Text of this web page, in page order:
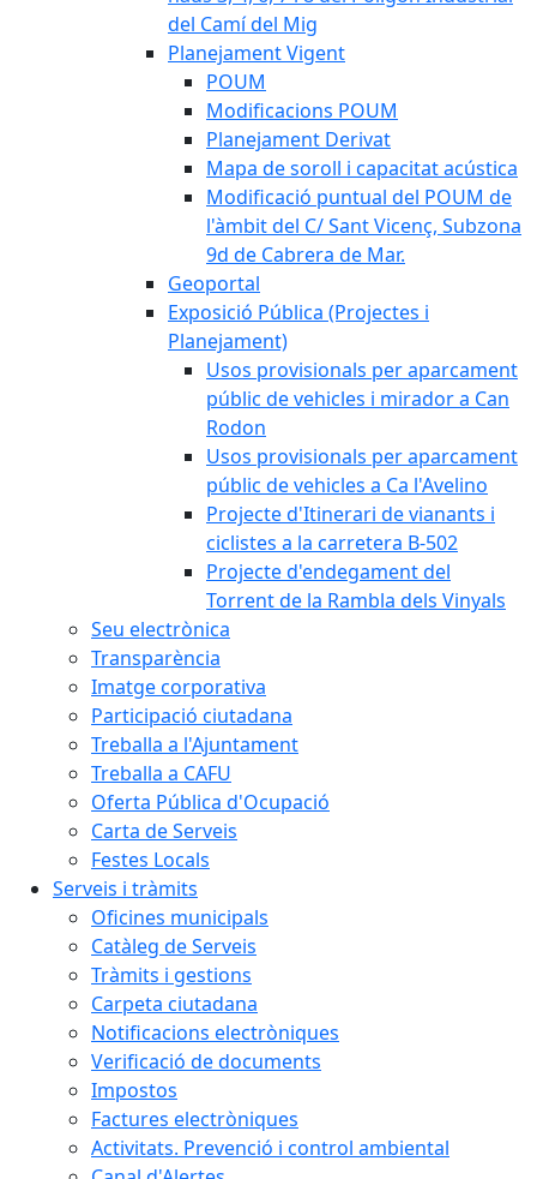
del Camí del Mig
Planejament Vigent
POUM
Modificacions POUM
Planejament Derivat
Mapa de soroll i capacitat acústica
Modificació puntual del POUM de
l'àmbit del C/ Sant Vicenç, Subzona
9d de Cabrera de Mar.
Geoportal
Exposició Pública (Projectes i
Planejament)
Usos provisionals per aparcament
públic de vehicles i mirador a Can
Rodon
Usos provisionals per aparcament
públic de vehicles a Ca l'Avelino
Projecte d'Itinerari de vianants i
ciclistes a la carretera B-502
Projecte d'endegament del
Torrent de la Rambla dels Vinyals
Seu electrònica
Transparència
Imatge corporativa
Participació ciutadana
Treballa a l'Ajuntament
Treballa a CAFU
Oferta Pública d'Ocupació
Carta de Serveis
Festes Locals
Serveis i tràmits
Oficines municipals
Catàleg de Serveis
Tràmits i gestions
Carpeta ciutadana
Notificacions electròniques
Verificació de documents
Impostos
Factures electròniques
Activitats. Prevenció i control ambiental